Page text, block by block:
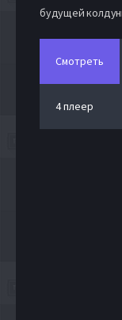
будущей
Смотреть
4 плеер